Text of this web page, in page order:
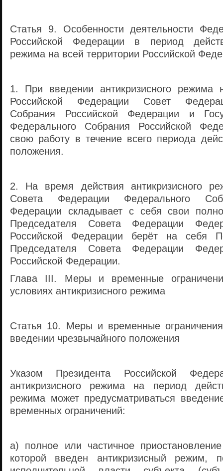
Статья 9. Особенности деятельности
Российской Федерации в период
режима на всей территории Российской
1. При введении антикризисного режима
Российской Федерации Совет
Собрания Российской Федерации и
Федерального Собрания Российской
свою работу в течение всего периода
положения.
2. На время действия антикризисного
Совета Федерации Федерального
Федерации складывает с себя свои
Председателя Совета Федерации
Российской Федерации берёт на себя
Председателя Совета Федерации
Российской Федерации.
Глава III. Меры и временные
условиях антикризисного режима
Статья 10. Меры и временные
введении чрезвычайного положения
Указом Президента Российской
антикризисного режима на период
режима может предусматриваться
временных ограничений:
а) полное или частичное
которой введен антикризисный режим,